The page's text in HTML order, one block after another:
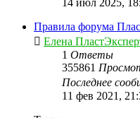
14 июл 2025,
Правила форума
Елена
1 Ответы
355861
Последнее
11 фев 2021,